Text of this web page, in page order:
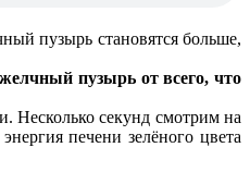
пузырь становятся больше,
пузырь от всего, что
Несколько секунд смотрим на
печени зелёного цвета